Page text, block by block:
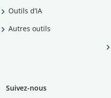
Outils d’IA
Autres outils
Suivez-nous